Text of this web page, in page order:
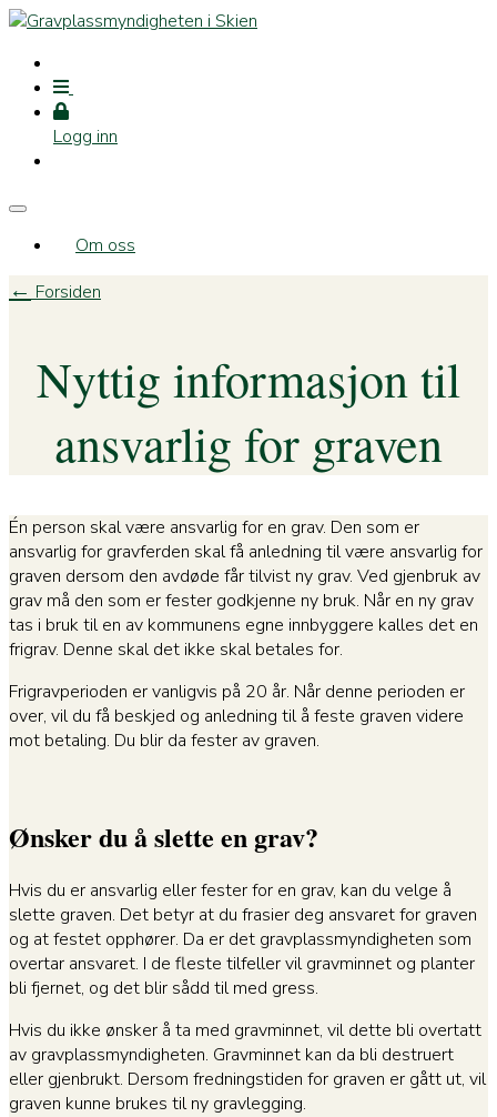
Logg inn
Om oss
← Forsiden
Nyttig informasjon til
ansvarlig for graven
Én person skal være ansvarlig for en grav. Den som er
ansvarlig for gravferden skal få anledning til være ansvarlig for
graven dersom den avdøde får tilvist ny grav. Ved gjenbruk av
grav må den som er fester godkjenne ny bruk. Når en ny grav
tas i bruk til en av kommunens egne innbyggere kalles det en
frigrav. Denne skal det ikke skal betales for.
Frigravperioden er vanligvis på 20 år. Når denne perioden er
over, vil du få beskjed og anledning til å feste graven videre
mot betaling. Du blir da fester av graven.
Ønsker du å slette en grav?
Hvis du er ansvarlig eller fester for en grav, kan du velge å
slette graven. Det betyr at du frasier deg ansvaret for graven
og at festet opphører. Da er det gravplassmyndigheten som
overtar ansvaret. I de fleste tilfeller vil gravminnet og planter
bli fjernet, og det blir sådd til med gress.
Hvis du ikke ønsker å ta med gravminnet, vil dette bli overtatt
av gravplassmyndigheten. Gravminnet kan da bli destruert
eller gjenbrukt. Dersom fredningstiden for graven er gått ut, vil
graven kunne brukes til ny gravlegging.